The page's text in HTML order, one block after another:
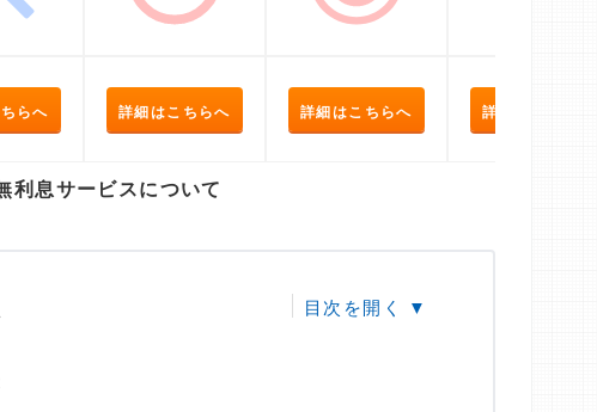
らへ 詳細はこちらへ 詳細はこちらへ 詳細はこちらへ
利息サービスについて